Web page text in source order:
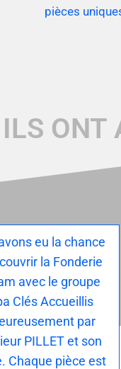
pièces
ILS ONT
eu la chance
la Fonderie
avec le groupe
Clés Accueillis
par
PILLET et son
Chaque pièce est